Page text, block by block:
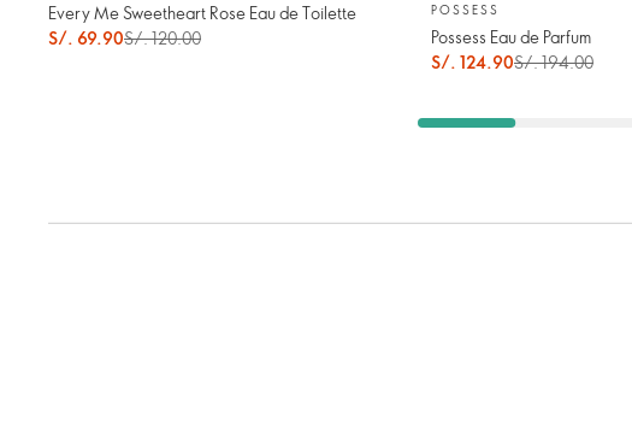
Every Me Sweetheart Rose Eau de Toilette
S/. 69.90S/. 120.00
POSSESS
Possess Eau de Parfum
S/. 124.90S/. 194.00